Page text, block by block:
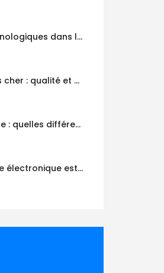
Les innovations technologiques dans les camping-cars modernes
Lettrage adhésif pas cher : qualité et visibilité sans compromis
Bionettoyage surface : quelles différences entre nettoyage, désinfection et décontamination ?
Pourquoi la signature électronique est-elle de plus en plus populaire ?